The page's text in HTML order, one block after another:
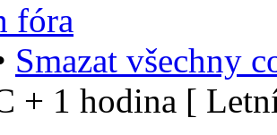
fóra
Smazat všechny
+ 1 hodina [